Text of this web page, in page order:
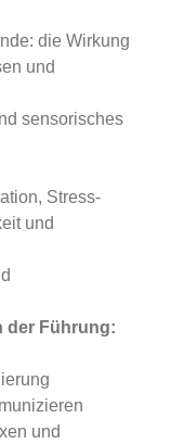
die Wirkung
und
sensorisches
Stress-
und
der Führung:
und